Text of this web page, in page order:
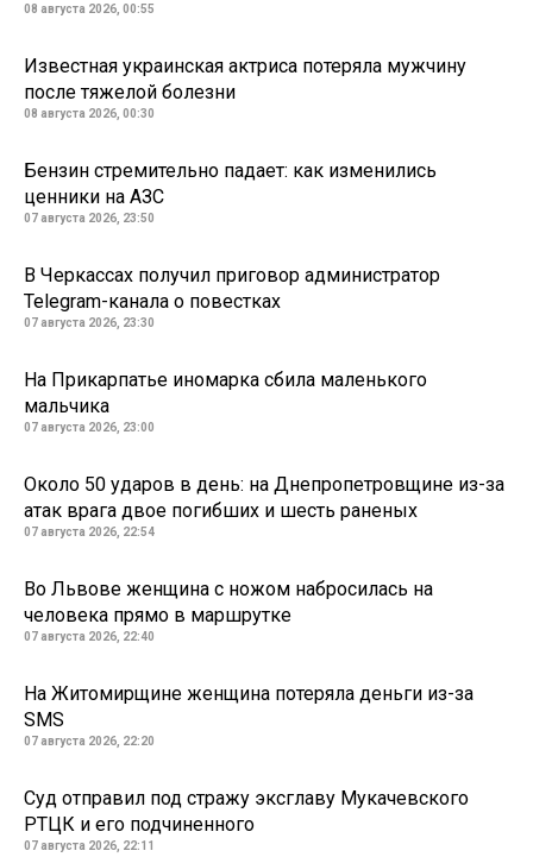
08 августа 2026, 00:55
Известная украинская актриса потеряла мужчину
после тяжелой болезни
08 августа 2026, 00:30
Бензин стремительно падает: как изменились
ценники на АЗС
07 августа 2026, 23:50
В Черкассах получил приговор администратор
Telegram-канала о повестках
07 августа 2026, 23:30
На Прикарпатье иномарка сбила маленького
мальчика
07 августа 2026, 23:00
Около 50 ударов в день: на Днепропетровщине из-за
атак врага двое погибших и шесть раненых
07 августа 2026, 22:54
Во Львове женщина с ножом набросилась на
человека прямо в маршрутке
07 августа 2026, 22:40
На Житомирщине женщина потеряла деньги из-за
SMS
07 августа 2026, 22:20
Суд отправил под стражу эксглаву Мукачевского
РТЦК и его подчиненного
07 августа 2026, 22:11